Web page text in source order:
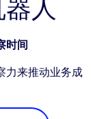
人
时间
力来推动业务成